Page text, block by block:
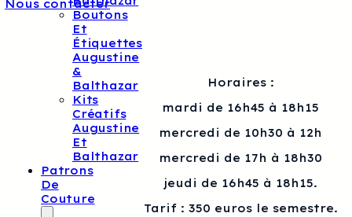
Boutons
Et
Étiquettes
Augustine
&
Balthazar
Kits
Créatifs
Augustine
Et
Balthazar
Patrons
De
Couture
Nous contacter
Horaires :
mardi de 16h45 à 18h15
mercredi de 10h30 à 12h
mercredi de 17h à 18h30
jeudi de 16h45 à 18h15.
Tarif : 350 euros le semestre.